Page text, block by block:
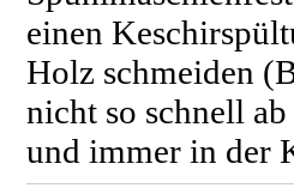
einen
Holz schmeiden
nicht so schnell
und immer in der